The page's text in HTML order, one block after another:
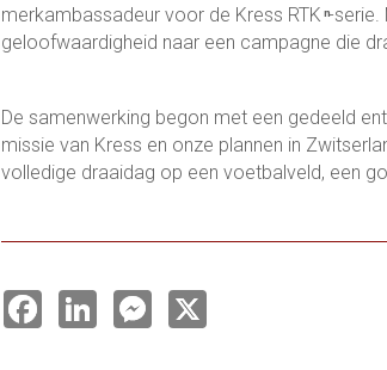
merkambassadeur voor de Kress RTK n-serie.
geloofwaardigheid naar een campagne die
De samenwerking begon met een gedeeld
missie van Kress en onze plannen in
volledige draaidag op een voetbalveld, een